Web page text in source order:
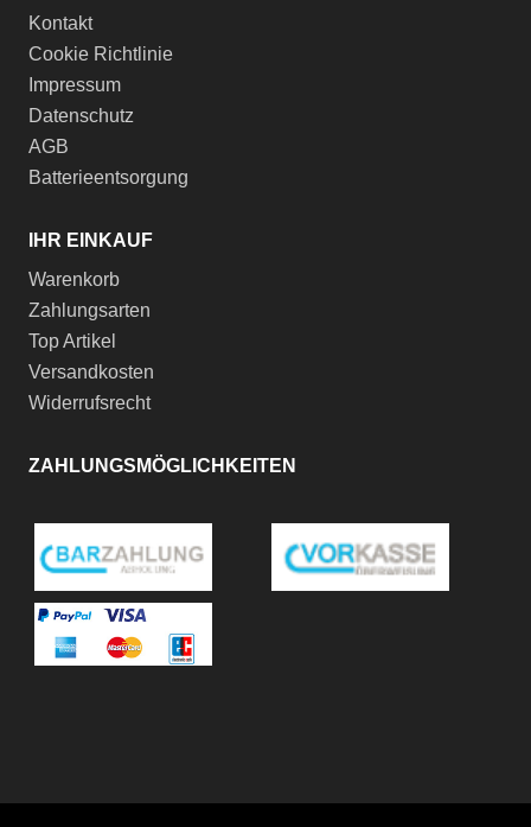
Kontakt
Cookie Richtlinie
Impressum
Datenschutz
AGB
Batterieentsorgung
IHR EINKAUF
Warenkorb
Zahlungsarten
Top Artikel
Versandkosten
Widerrufsrecht
ZAHLUNGSMÖGLICHKEITEN